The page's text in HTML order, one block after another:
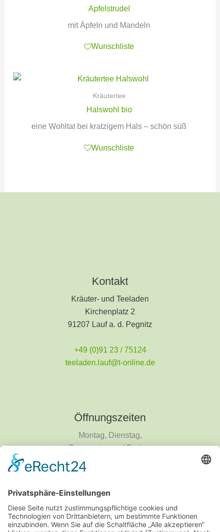
Apfelstrudel
mit Äpfeln und Mandeln
Wunschliste
Kräutertee
Halswohl bio
eine Wohltat bei kratzigem Hals – schön süß
Wunschliste
Kontakt
Kräuter- und Teeladen
Kirchenplatz 2
91207 Lauf a. d. Pegnitz
+49 (0)91 23 / 75124
teeladen.lauf@t-online.de
Öffnungszeiten
Montag, Dienstag,
Donnerstag und Freitag
9 - 14 Uhr